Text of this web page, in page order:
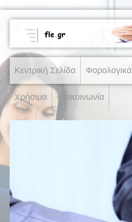
Κεντρική Σελίδα Φορολογικά
Χρήσιμα Επικοινωνία